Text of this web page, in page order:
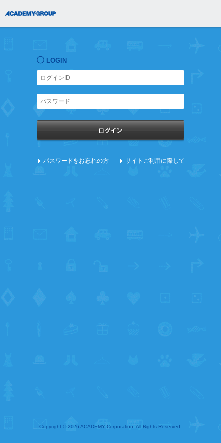
〇 LOGIN
サイトご利用に際して
パスワードをお忘れの方
Copyright © 2026 ACADEMY Corporation. All Rights Reserved.